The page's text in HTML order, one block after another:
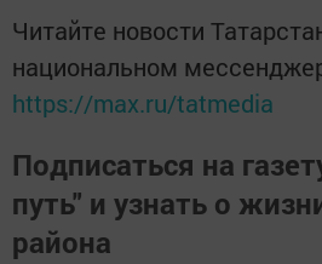
Читайте новости
национальном
https://max.ru/tatmedia
Подписаться на
путь" и узнать о
района